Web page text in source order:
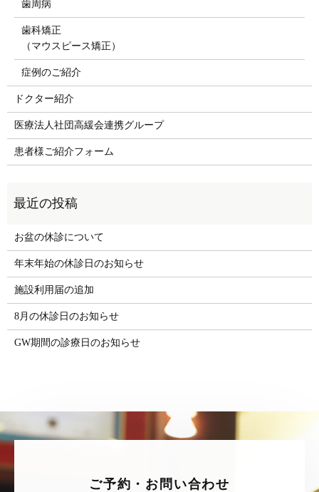
歯周病
歯科矯正
（マウスピース矯正）
症例のご紹介
ドクター紹介
医療法人社団高緩会連携グループ
患者様ご紹介フォーム
お盆の休診について
年末年始の休診日のお知らせ
施設利用届の追加
8月の休診日のお知らせ
GW期間の診療日のお知らせ
ご予約・お問い合わせ